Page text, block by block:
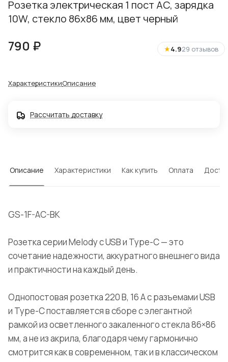
Розетка электрическая 1 пост АC, зарядка
10W, стекло 86х86 мм, цвет черный
790 ₽ ★4.929 отзывов
ХарактеристикиОписание
Рассчитать доставку
Описание Характеристики Как купить Оплата
GS-1F-AC-BK
Розетка серии Melody с USB и Type-C — это
сочетание надежности, аккуратного внешнего вида
и практичности на каждый день.
Однопостовая розетка 220 В, 16 А с разъемами USB
и Type-C поставляется в сборе с элегантной
рамкой из осветленного закаленного стекла 86×86
мм, а не из акрила, благодаря чему гармонично
смотрится как в современном, так и в классическом